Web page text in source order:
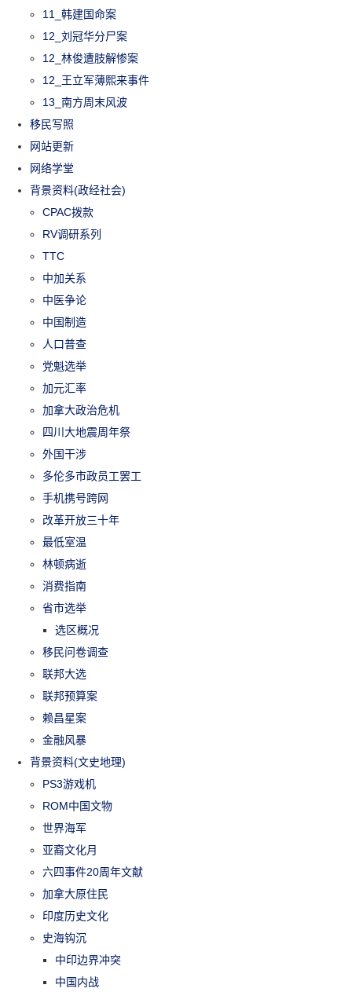
11_韩建国命案
12_刘冠华分尸案
12_林俊遭肢解惨案
12_王立军薄熙来事件
13_南方周末风波
移民写照
网站更新
网络学堂
背景资料(政经社会)
CPAC拨款
RV调研系列
TTC
中加关系
中医争论
中国制造
人口普查
党魁选举
加元汇率
加拿大政治危机
四川大地震周年祭
外国干涉
多伦多市政员工罢工
手机携号跨网
改革开放三十年
最低室温
林顿病逝
消费指南
省市选举
选区概况
移民问卷调查
联邦大选
联邦预算案
赖昌星案
金融风暴
背景资料(文史地理)
PS3游戏机
ROM中国文物
世界海军
亚裔文化月
六四事件20周年文献
加拿大原住民
印度历史文化
史海钩沉
中印边界冲突
中国内战